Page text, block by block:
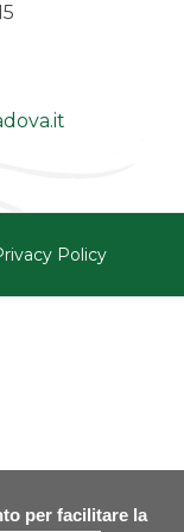
per facilitare la
Policy